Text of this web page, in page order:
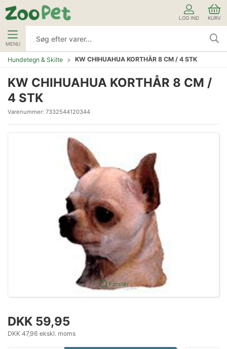
LOG IND KURV
MENU
Hundetegn & Skilte KW CHIHUAHUA KORTHÅR 8 CM / 4 STK
KW CHIHUAHUA KORTHÅR 8 CM /
4 STK
Varenummer: 7332544120344
Forstør
DKK 59,95
DKK 47,96 ekskl. moms